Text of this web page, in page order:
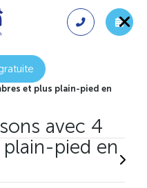
et plus plain-pied en
avec 4
pied en